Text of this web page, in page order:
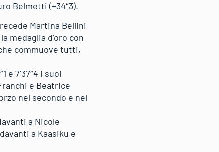
Belmetti (+34″3).
Martina Bellini
medaglia d’oro con
commuove tutti,
e 7’37″4 i suoi
e Beatrice
nel secondo e nel
a Nicole
a Kaasiku e